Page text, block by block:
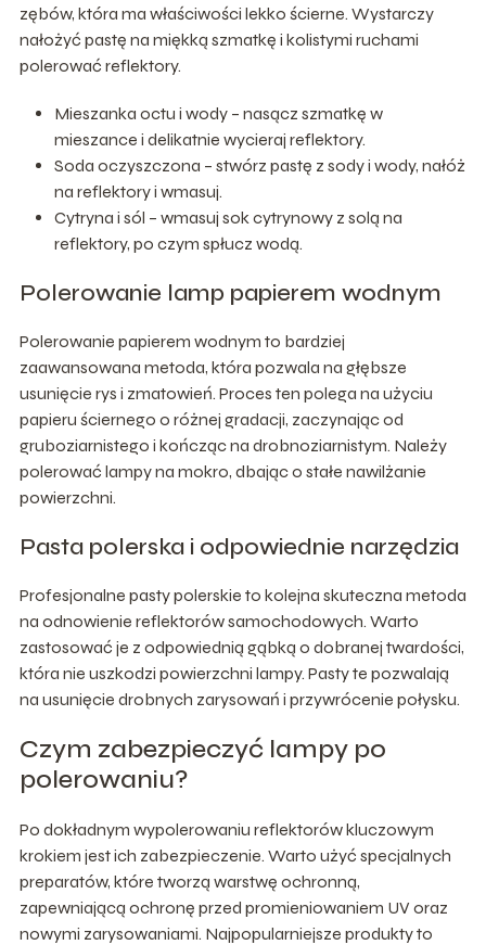
zębów, która ma właściwości lekko ścierne. Wystarczy
nałożyć pastę na miękką szmatkę i kolistymi ruchami
polerować reflektory.
Mieszanka octu i wody – nasącz szmatkę w
mieszance i delikatnie wycieraj reflektory.
Soda oczyszczona – stwórz pastę z sody i wody, nałóż
na reflektory i wmasuj.
Cytryna i sól – wmasuj sok cytrynowy z solą na
reflektory, po czym spłucz wodą.
Polerowanie lamp papierem wodnym
Polerowanie papierem wodnym to bardziej
zaawansowana metoda, która pozwala na głębsze
usunięcie rys i zmatowień. Proces ten polega na użyciu
papieru ściernego o różnej gradacji, zaczynając od
gruboziarnistego i kończąc na drobnoziarnistym. Należy
polerować lampy na mokro, dbając o stałe nawilżanie
powierzchni.
Pasta polerska i odpowiednie narzędzia
Profesjonalne pasty polerskie to kolejna skuteczna metoda
na odnowienie reflektorów samochodowych. Warto
zastosować je z odpowiednią gąbką o dobranej twardości,
która nie uszkodzi powierzchni lampy. Pasty te pozwalają
na usunięcie drobnych zarysowań i przywrócenie połysku.
Czym zabezpieczyć lampy po
polerowaniu?
Po dokładnym wypolerowaniu reflektorów kluczowym
krokiem jest ich zabezpieczenie. Warto użyć specjalnych
preparatów, które tworzą warstwę ochronną,
zapewniającą ochronę przed promieniowaniem UV oraz
nowymi zarysowaniami. Najpopularniejsze produkty to